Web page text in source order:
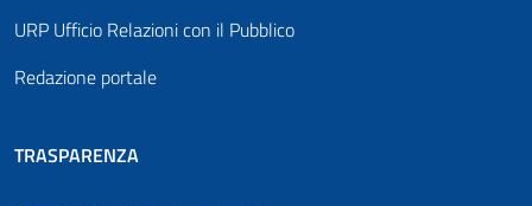
URP Ufficio Relazioni con il Pubblico
Redazione portale
TRASPARENZA